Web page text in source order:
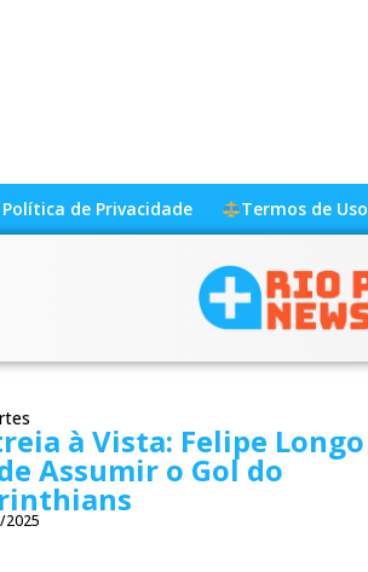
Política de Privacidade Termos de Uso
à Vista: Felipe Longo
Assumir o Gol do